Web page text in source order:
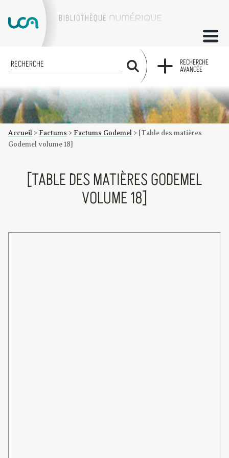
ACCUEIL
COLLECTIONS
FACTUMS
Les factums à la BU
Présentation du corpus de factums de la collection Marie
Bibliographie
Glossaire
Index de recherche
RECHERCHE
RECHERCHE
AVANCÉE
Accueil > Factums > Factums Godemel > [Table des matières
Godemel volume 18]
[TABLE DES MATIÈRES GODEMEL
VOLUME 18]